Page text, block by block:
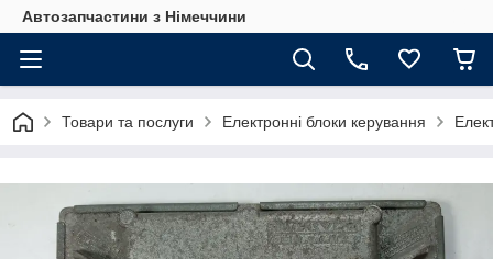
Автозапчастини з Німеччини
Товари та послуги Електронні блоки керування